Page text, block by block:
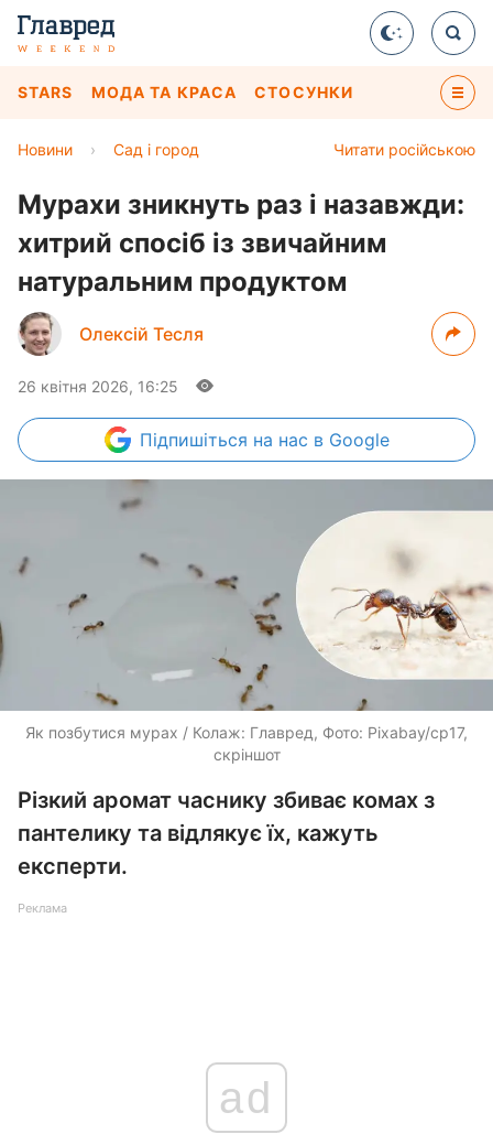
STARS МОДА ТА КРАСА СТОСУНКИ
Читати російською
Новини › Сад і город
Мурахи зникнуть раз і назавжди:
хитрий спосіб із звичайним
натуральним продуктом
Олексій Тесля
26 квітня 2026, 16:25
Підпишіться на нас в Google
Як позбутися мурах / Колаж: Главред, Фото: Pixabay/cp17,
скріншот
Різкий аромат часнику збиває комах з
пантелику та відлякує їх, кажуть
експерти.
Реклама
ad